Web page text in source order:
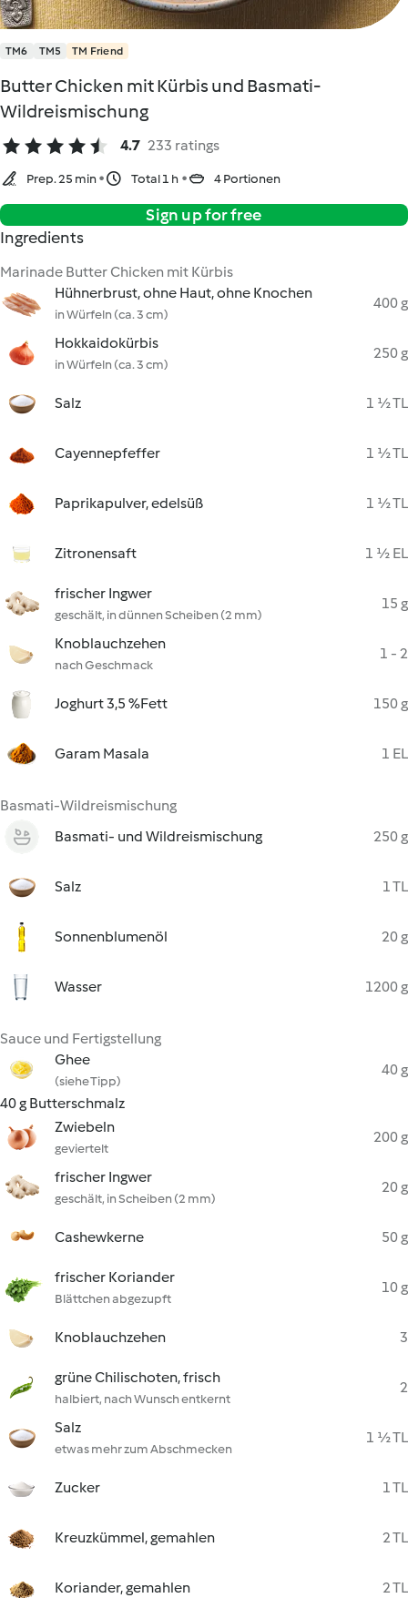
TM6 TM5 TM Friend
Butter Chicken mit Kürbis und Basmati-
Wildreismischung
4.7 233 ratings
Prep. 25 min Total 1 h 4 Portionen
Sign up for free
Ingredients
Marinade Butter Chicken mit Kürbis
Hühnerbrust, ohne Haut, ohne Knochen
in Würfeln (ca. 3 cm)
400 g
Hokkaidokürbis
in Würfeln (ca. 3 cm)
250 g
Salz 1 ½ TL
Cayennepfeffer 1 ½ TL
Paprikapulver, edelsüß 1 ½ TL
Zitronensaft 1 ½ EL
frischer Ingwer
geschält, in dünnen Scheiben (2 mm)
15 g
Knoblauchzehen
nach Geschmack
1 - 2
Joghurt 3,5 %Fett 150 g
Garam Masala 1 EL
Basmati-Wildreismischung
Basmati- und Wildreismischung
250 g
Salz 1 TL
Sonnenblumenöl 20 g
Wasser 1200 g
Sauce und Fertigstellung
Ghee
(siehe Tipp)
40 g
40 g Butterschmalz
Zwiebeln
geviertelt
200 g
frischer Ingwer
geschält, in Scheiben (2 mm)
20 g
Cashewkerne 50 g
frischer Koriander
Blättchen abgezupft
10 g
Knoblauchzehen 3
grüne Chilischoten, frisch
halbiert, nach Wunsch entkernt
2
Salz
etwas mehr zum Abschmecken
1 ½ TL
Zucker 1 TL
Kreuzkümmel, gemahlen 2 TL
Koriander, gemahlen 2 TL